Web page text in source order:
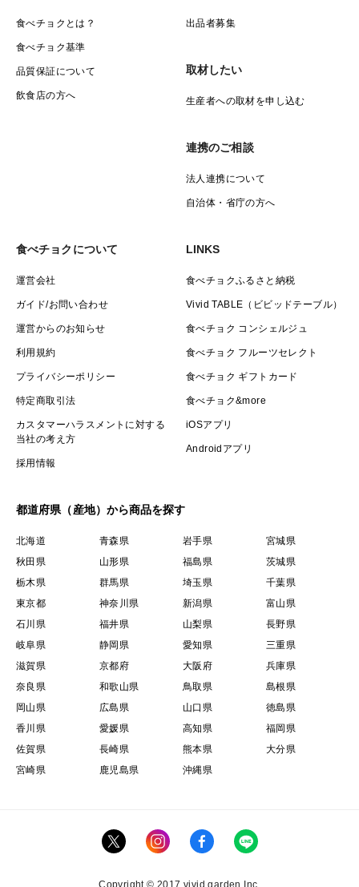
食べチョクとは？
食べチョク基準
品質保証について
飲食店の方へ
出品者募集
取材したい
生産者への取材を申し込む
連携のご相談
法人連携について
自治体・省庁の方へ
食べチョクについて
運営会社
ガイド/お問い合わせ
運営からのお知らせ
利用規約
プライバシーポリシー
特定商取引法
カスタマーハラスメントに対する
当社の考え方
採用情報
LINKS
食べチョクふるさと納税
Vivid TABLE（ビビッドテーブル）
食べチョク コンシェルジュ
食べチョク フルーツセレクト
食べチョク ギフトカード
食べチョク&more
iOSアプリ
Androidアプリ
都道府県（産地）から商品を探す
北海道 青森県 岩手県
宮城県
秋田県
山形県 福島県
茨城県
栃木県
群馬県 埼玉県
千葉県
東京都
神奈川県 新潟県
富山県
石川県
福井県 山梨県
長野県
岐阜県
静岡県 愛知県
三重県
滋賀県
京都府 大阪府
兵庫県
奈良県
和歌山県 鳥取県
島根県
岡山県
広島県 山口県
徳島県
香川県
愛媛県 高知県
福岡県
佐賀県
長崎県 熊本県
大分県
宮崎県
鹿児島県 沖縄県
Copyright © 2017 vivid garden Inc.